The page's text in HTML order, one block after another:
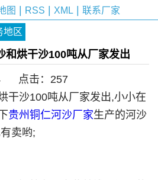
图 RSS XML| 联系厂家
地区
和烘干沙100吨从厂家发出
点击： 257
干沙100吨从厂家发出,小小在
贵州铜仁河沙厂家生产的河沙
卖哟;